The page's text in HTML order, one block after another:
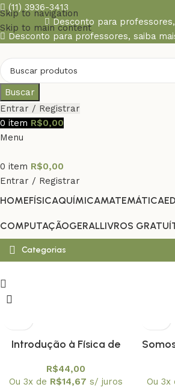
Skip to navigation
Skip to main content
(11) 3936-3413
Desconto para professores,
Desconto para professores, saiba
Buscar
Entrar / Registrar
0 item R$0,00
Menu
0 item R$0,00
Entrar / Registrar
HOMEFÍSICAQUÍMICAMATEMÁTICA
COMPUTAÇÃOGERALLIVROS
Categorias
Introdução à Física de
R$44,00
Ou 3x de R$14,67 s/ juros
Ou 3x